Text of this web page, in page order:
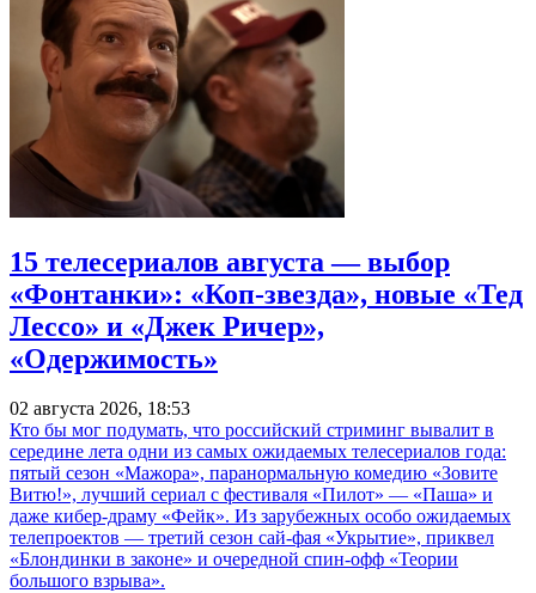
15 телесериалов августа — выбор
«Фонтанки»: «Коп-звезда», новые «Тед
Лессо» и «Джек Ричер»,
«Одержимость»
02 августа 2026, 18:53
Кто бы мог подумать, что российский стриминг вывалит в
середине лета одни из самых ожидаемых телесериалов года:
пятый сезон «Мажора», паранормальную комедию «Зовите
Витю!», лучший сериал с фестиваля «Пилот» — «Паша» и
даже кибер-драму «Фейк». Из зарубежных особо ожидаемых
телепроектов — третий сезон сай-фая «Укрытие», приквел
«Блондинки в законе» и очередной спин-офф «Теории
большого взрыва».